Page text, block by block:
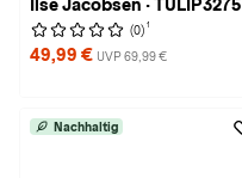
Ilse Jacobsen · TULIP3275
(0) 1
49,99 € UVP 69,99 €
Nachhaltig